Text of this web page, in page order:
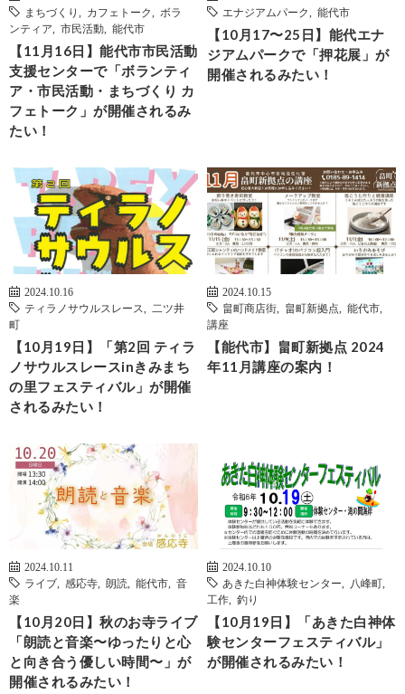
まちづくり
カフェトーク
ボラ
ンティア
市民活動 能代市
【11月16日】能代市市民活動
支援センターで「ボランティ
ア・市民活動・まちづくり カ
フェトーク」が開催されるみ
たい！
エナジアムパーク
能代市
【10月17〜25日】能代エナ
ジアムパークで「押花展」が
開催されるみたい！
2024.10.16
ティラノサウルスレース
二ツ井
町
【10月19日】「第2回 ティラ
ノサウルスレースinきみまち
の里フェスティバル」が開催
されるみたい！
2024.10.15
畠町商店街
畠町新拠点 能代市
講座
【能代市】畠町新拠点 2024
年11月講座の案内！
2024.10.11
ライブ
感応寺 朗読 能代市
音
楽
【10月20日】秋のお寺ライブ
「朗読と音楽〜ゆったりと心
と向き合う優しい時間〜」が
開催されるみたい！
2024.10.10
あきた白神体験センター
八峰町
工作
釣り
【10月19日】「あきた白神体
験センターフェスティバル」
が開催されるみたい！